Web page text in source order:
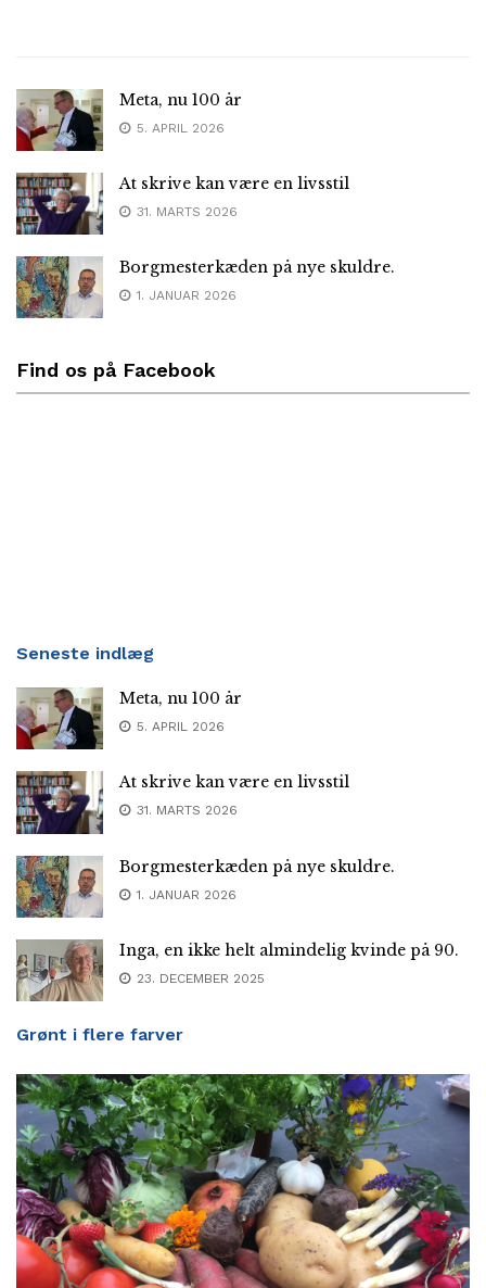
Meta, nu 100 år
5. APRIL 2026
At skrive kan være en livsstil
31. MARTS 2026
Borgmesterkæden på nye skuldre.
1. JANUAR 2026
Find os på Facebook
Seneste indlæg
Meta, nu 100 år
5. APRIL 2026
At skrive kan være en livsstil
31. MARTS 2026
Borgmesterkæden på nye skuldre.
1. JANUAR 2026
Inga, en ikke helt almindelig kvinde på 90.
23. DECEMBER 2025
Grønt i flere farver